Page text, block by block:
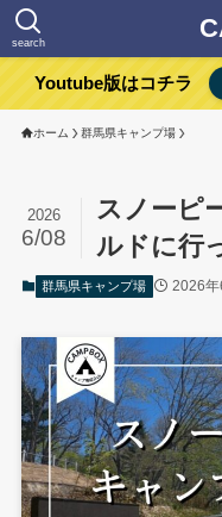
search
Youtube版はコチラ
ホーム 群馬県キャンプ場
スノーピ
ルドに行
2026
6/08
群馬県キャンプ場 2026年